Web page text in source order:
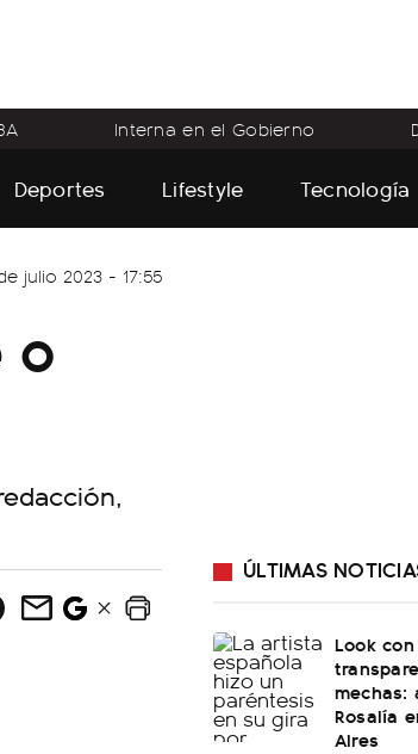
Interna en el Gobierno
Deportes Lifestyle Tecnología
julio 2023 - 17:55
o
ÚLTIMAS
Look con
mechas:
Rosalía
Aires